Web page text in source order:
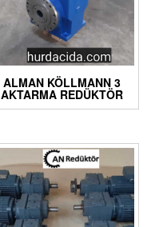
ALMAN KÖLLMANN 3
AKTARMA REDÜKTÖR